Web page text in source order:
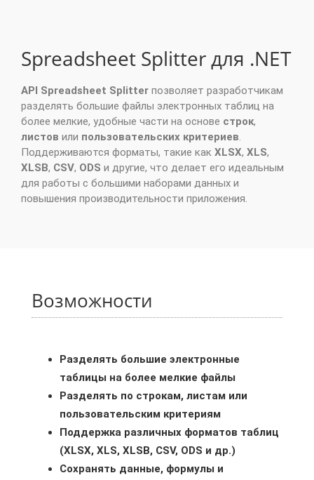
Spreadsheet Splitter для .NET
API Spreadsheet Splitter позволяет разработчикам
разделять большие файлы электронных таблиц на
более мелкие, удобные части на основе строк,
листов или пользовательских критериев.
Поддерживаются форматы, такие как XLSX, XLS,
XLSB, CSV, ODS и другие, что делает его идеальным
для работы с большими наборами данных и
повышения производительности приложения.
Возможности
Разделять большие электронные
таблицы на более мелкие файлы
Разделять по строкам, листам или
пользовательским критериям
Поддержка различных форматов таблиц
(XLSX, XLS, XLSB, CSV, ODS и др.)
Сохранять данные, формулы и